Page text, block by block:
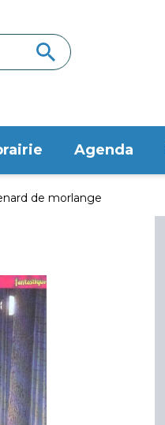
Agenda
de morlange